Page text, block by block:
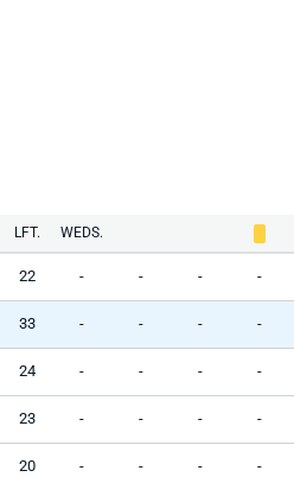
LFT. WEDS.
22 - - - -
33 - - - -
24 - - - -
23 - - - -
20 - - - -